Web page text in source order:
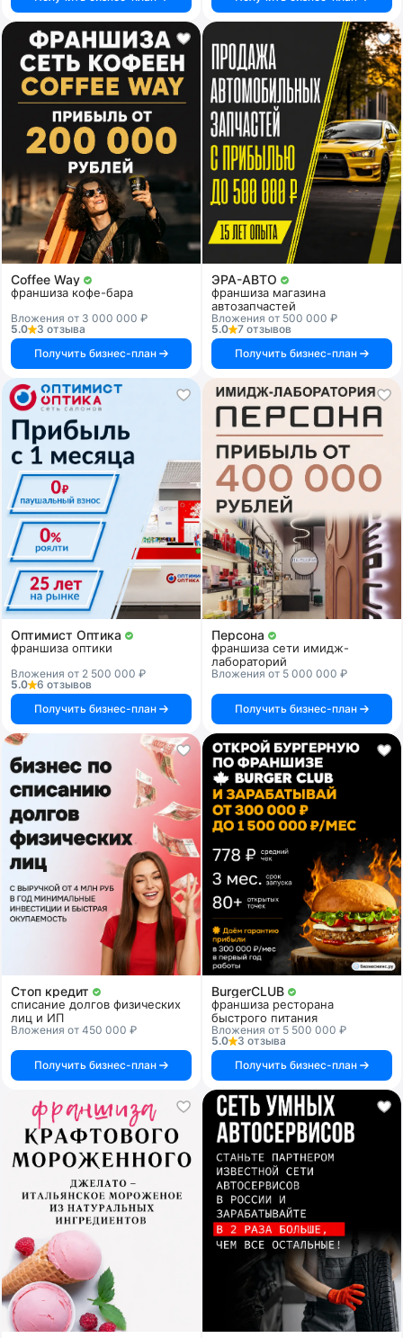
Coffee Way
франшиза кофе-бара
Вложения от 3 000 000 ₽
5.0
3 отзыва
Получить бизнес-план
ЭРА-АВТО
франшиза магазина
автозапчастей
Вложения от 500 000 ₽
5.0
7 отзывов
Получить бизнес-план
Оптимист Оптика
франшиза оптики
Вложения от 2 500 000 ₽
5.0
6 отзывов
Получить бизнес-план
Персона
франшиза сети имидж-
лабораторий
Вложения от 5 000 000 ₽
Получить бизнес-план
Стоп кредит
списание долгов физических
лиц и ИП
Вложения от 450 000 ₽
Получить бизнес-план
BurgerCLUB
франшиза ресторана
быстрого питания
Вложения от 5 500 000 ₽
5.0
3 отзыва
Получить бизнес-план